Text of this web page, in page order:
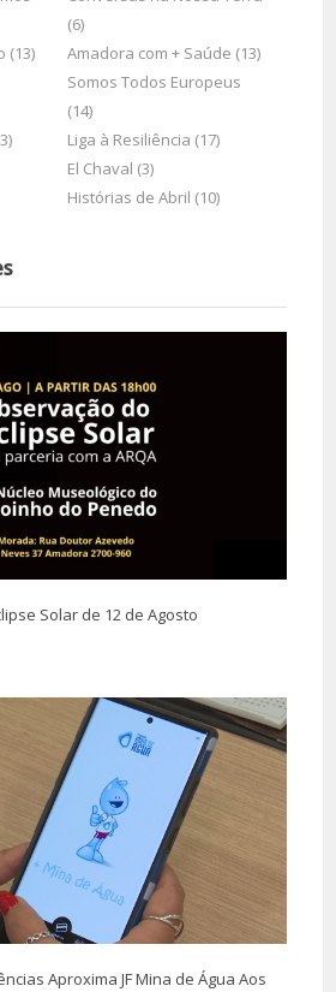
(6)
(13)
Amadora com + Saúde (13)
Somos Todos Europeus
(14)
Liga à Resiliência (17)
El Chaval (3)
Histórias de Abril (10)
Solar de 12 de Agosto
Aproxima JF Mina de Água Aos